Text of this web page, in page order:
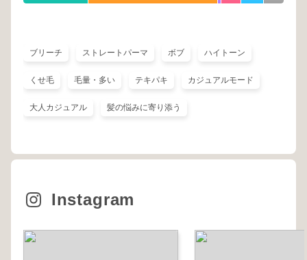
ブリーチ ストレートパーマ ボブ ハイトーン
くせ毛 毛量・多い テキパキ カジュアルモード
大人カジュアル 髪の悩みに寄り添う
Instagram